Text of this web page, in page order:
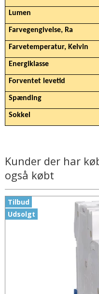
Lumen
Farvegengivelse, Ra
Farvetemperatur, Kelvin
Energiklasse
Forventet levetid
Spænding
Sokkel
Kunder der har
også købt
Tilbud
Udsolgt